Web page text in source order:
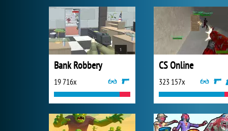
Bank Robbery
19 716x
CS Online
323 157x